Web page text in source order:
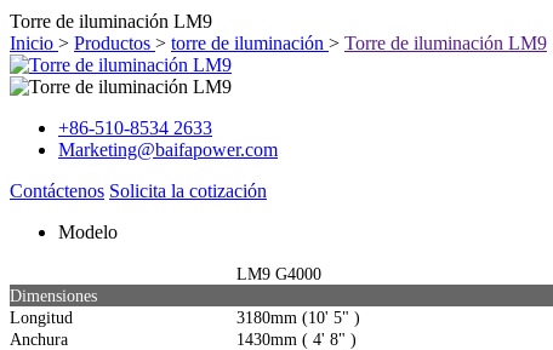
Torre de iluminación LM9
Inicio > Productos > torre de iluminación > Torre de iluminación LM9
+86-510-8534 2633
Marketing@baifapower.com
Contáctenos Solicita la cotización
Modelo
LM9 G4000
Dimensiones
Longitud
3180mm (10' 5" )
Anchura
1430mm ( 4' 8" )